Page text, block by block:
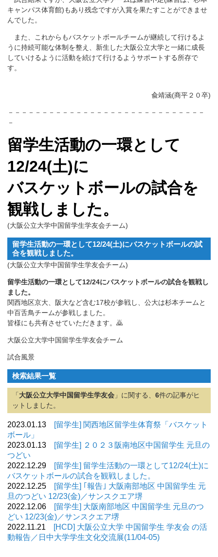
キャンパス体育館)もあり残念ですが入賞を果たすことができませ
んでした。
また、これからもバスケットボールチームが継続して行けるよ
うに持続可能な体制を整え、新生した大阪公立大学と一緒に成長
していけるように活動を続けて行けるようサポートする所存で
す。
兪靖涵(商平２０卒)
－－－－－－－－－－－－－－－－－－－－－－－－－－－－－
－
留学生活動の一環として
12/24(土)に
バスケットボールの試合を
観戦しました。
(大阪公立大学中国留学生学友会チーム)
留学生活動の一環として12/24(土)にバスケットボールの試
合を観戦しました。
(大阪公立大学中国留学生学友会チーム)
留学生活動の一環として12/24にバスケットボールの試合を観戦し
ました。
関西地区京大、阪大など含む17校が参戦し、公大は杉本チームと
中百舌鳥チームが参戦しました。
皆様にも共有させていただきます。🙇
大阪公立大学中国留学生学友会チーム
試合風景
検索結果一覧
「 大阪公立大学中国留学生学友会 」に関する、 6件の記事がヒ
ットしました。
2023.01.13
[留学生] 関西地区留学生体育祭「バスケット
ボール」
2023.01.13
[留学生] ２０２３阪南地区中国留学生 元旦の
つどい
2022.12.29
[留学生] 留学生活動の一環として12/24(土)に
バスケットボールの試合を観戦しました。
2022.12.25
[留学生] ｢報告｣ 大阪南部地区 中国留学生 元
旦のつどい 12/23(金)／サンスクエア堺
2022.12.06
[留学生] 大阪南部地区 中国留学生 元旦のつ
どい 12/23(金)／サンスクエア堺
2022.11.21
[HCD] 大阪公立大学 中国留学生 学友会 の活
動報告／日中大学学生文化交流展(11/04-05)